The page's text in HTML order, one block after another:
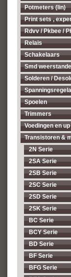
Potmeters (lin)
Print sets ,
Rdvv / Pkbee /
Relais
Schakelaars
Smd
Solderen /
Spoelen
Trimmers
Voedingen en
Transistoren &
2N Serie
2SA Serie
2SB Serie
2SC Serie
2SD Serie
2SK Serie
BC Serie
BCY Serie
BD Serie
BF Serie
BFG Serie